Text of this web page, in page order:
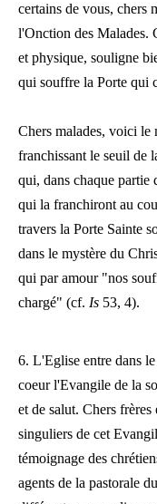
certains de vous, chers
l'Onction des Malades.
et physique, souligne
qui souffre la Porte qui
Chers malades, voici
franchissant le seuil de
qui, dans chaque partie
qui la franchiront au
travers la Porte Sainte
dans le mystère du
qui par amour "nos
chargé" (cf. Is 53, 4).
6. L'Eglise entre dans
coeur l'Evangile de la
et de salut. Chers frères
singuliers de cet
témoignage des
agents de la pastorale